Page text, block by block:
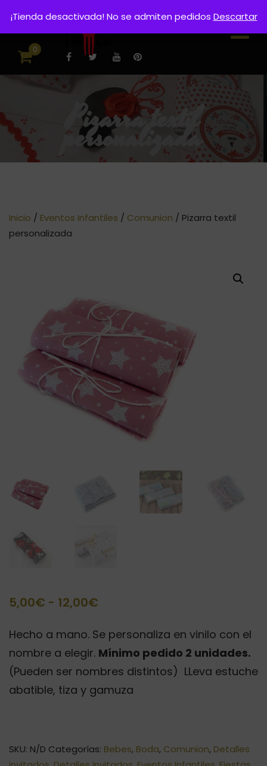
0
Pizarra textil
personalizada
Inicio / Eventos Infantiles / Comunion / Pizarra textil
personalizada
5,00€ - 12,00€
precios:
desde
5,00€
Hecho a mano. Se personaliza en vinilo con el
nombre a elegir. Mínimo pedido 2 unidades.
(Pueden ser nombres distintos) LLeva estuche
abatible, tiza y gamuza
SKU: N/D Categorías: Bebes, Boda, Comunion, Detalles
¡Tienda desactivada! No se admiten pedidos Descartar